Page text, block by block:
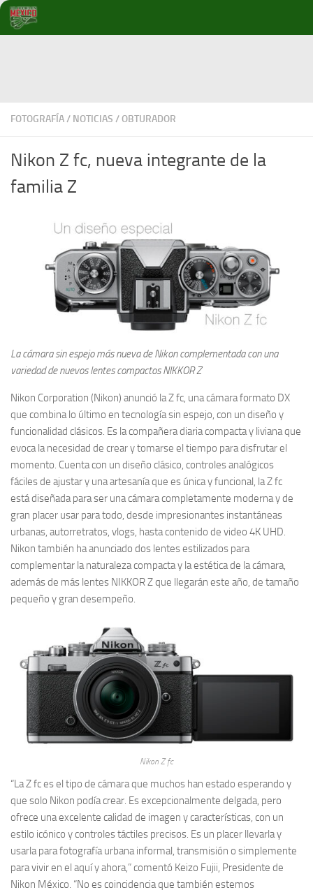
Debajo del contenido
FOTOGRAFÍA/ NOTICIAS /OBTURADOR
Nikon Z fc, nueva integrante de la
familia Z
La cámara sin espejo más nueva de Nikon complementada con una
variedad de nuevos lentes compactos NIKKOR Z
Nikon Corporation (Nikon) anunció la Z fc, una cámara formato DX
que combina lo último en tecnología sin espejo, con un diseño y
funcionalidad clásicos. Es la compañera diaria compacta y liviana que
evoca la necesidad de crear y tomarse el tiempo para disfrutar el
momento. Cuenta con un diseño clásico, controles analógicos
fáciles de ajustar y una artesanía que es única y funcional, la Z fc
está diseñada para ser una cámara completamente moderna y de
gran placer usar para todo, desde impresionantes instantáneas
urbanas, autorretratos, vlogs, hasta contenido de video 4K UHD.
Nikon también ha anunciado dos lentes estilizados para
complementar la naturaleza compacta y la estética de la cámara,
además de más lentes NIKKOR Z que llegarán este año, de tamaño
pequeño y gran desempeño.
Nikon Z fc
“La Z fc es el tipo de cámara que muchos han estado esperando y
que solo Nikon podía crear. Es excepcionalmente delgada, pero
ofrece una excelente calidad de imagen y características, con un
estilo icónico y controles táctiles precisos. Es un placer llevarla y
usarla para fotografía urbana informal, transmisión o simplemente
para vivir en el aquí y ahora,” comentó Keizo Fujii, Presidente de
Nikon México. “No es coincidencia que también estemos